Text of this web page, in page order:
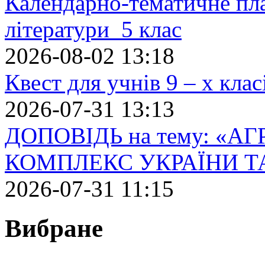
літератури 5 клас
2026-08-02 13:18
Квест для учнів 9 – х
2026-07-31 13:13
ДОПОВІДЬ на тему:
КОМПЛЕКС УКРАЇНИ
2026-07-31 11:15
Вибране